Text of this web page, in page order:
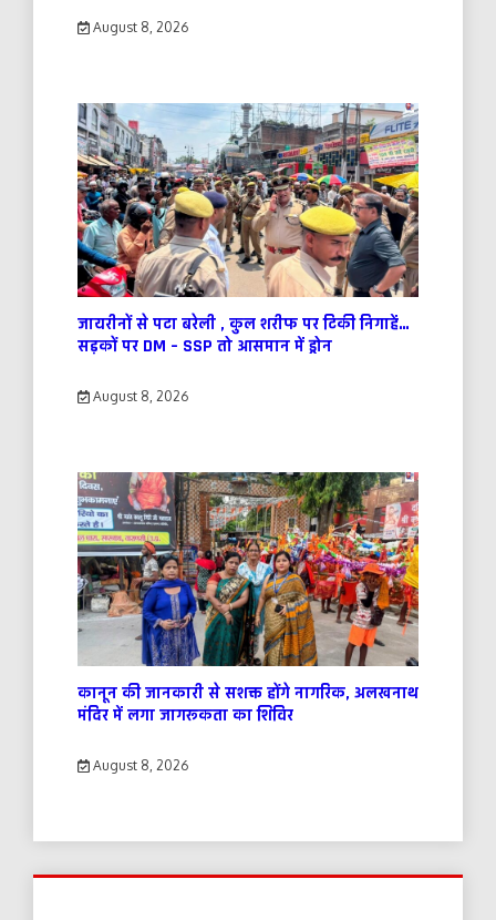
August 8, 2026
जायरीनों से पटा बरेली , कुल शरीफ पर टिकी निगाहें…
सड़कों पर DM – SSP तो आसमान में ड्रोन
August 8, 2026
कानून की जानकारी से सशक्त होंगे नागरिक, अलखनाथ
मंदिर में लगा जागरूकता का शिविर
August 8, 2026